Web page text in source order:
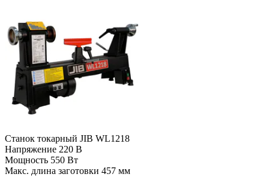
Станок токарный JIB WL1218
Напряжение 220 В
Мощность 550 Вт
Макс. длина заготовки 457 мм